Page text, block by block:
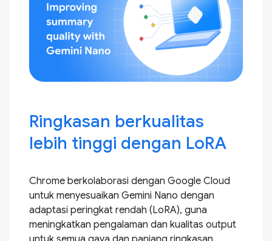
Ringkasan berkualitas
lebih tinggi dengan LoRA
Chrome berkolaborasi dengan Google Cloud
untuk menyesuaikan Gemini Nano dengan
adaptasi peringkat rendah (LoRA), guna
meningkatkan pengalaman dan kualitas output